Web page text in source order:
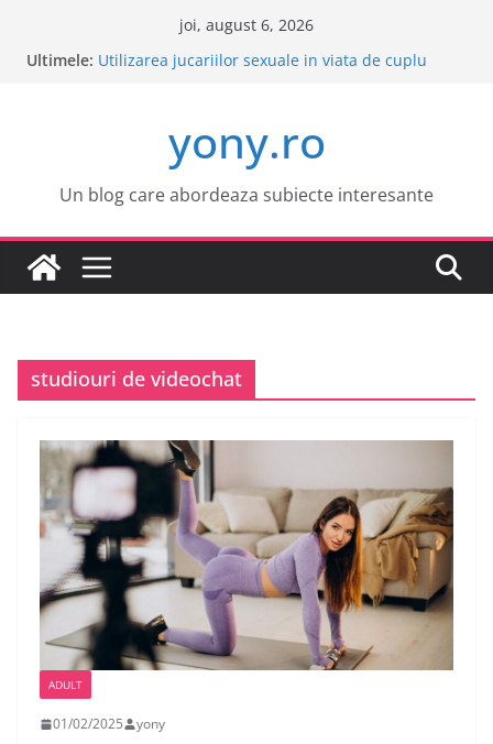
joi, august 6, 2026
Ultimele: Este o idee buna sa cumpar o masina electrica?
Tot ce trebuie sa stii despre bolile copilariei
Tot ce trebuie sa stii despre epilarea definitiva
yony.ro
Un blog care abordeaza subiecte interesante
studiouri de videochat
ADULT
01/02/2025 yony